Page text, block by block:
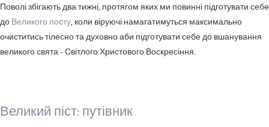
Поволі збігають два тижні, протягом яких ми повинні підготувати себе
доВеликого посту, коли віруючі намагатимуться максимально
очиститись тілесно та духовно аби підготувати себе до вшанування
великого свята - Світлого Христового Воскресіння.
Великий піст: путівник